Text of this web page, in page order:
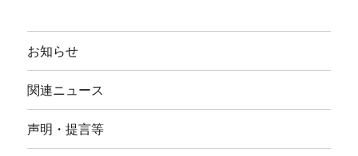
お知らせ
関連ニュース
声明・提言等